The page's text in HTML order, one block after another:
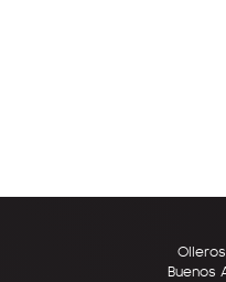
Olleros
Buenos